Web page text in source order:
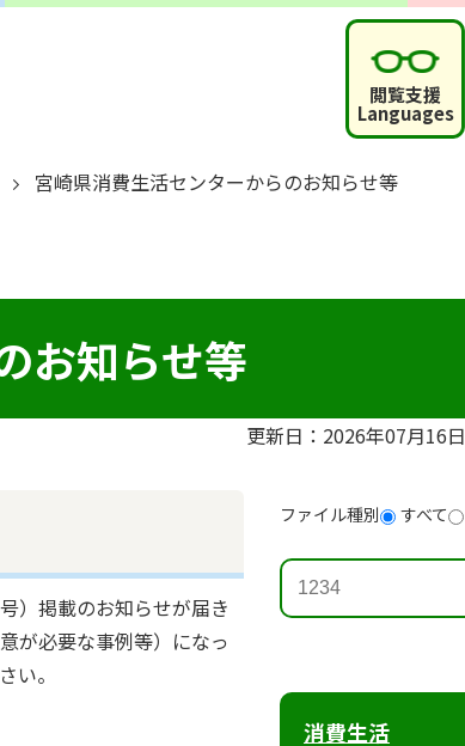
閲覧支援
Languages
宮崎県消費生活センターからのお知らせ等
お知らせ等
更新日：2026年07月16日
）掲載のお知らせが届き
が必要な事例等）になっ
い。
ファイル種別 すべて
消費生活